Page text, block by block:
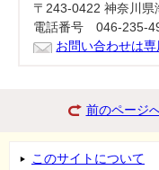
〒243-0422 神奈川県
電話番号 046-235-
お問い合わせは専
前のページ
このサイトについて